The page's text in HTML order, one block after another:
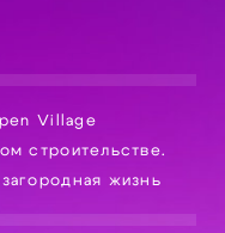
Village
строительстве.
жизнь